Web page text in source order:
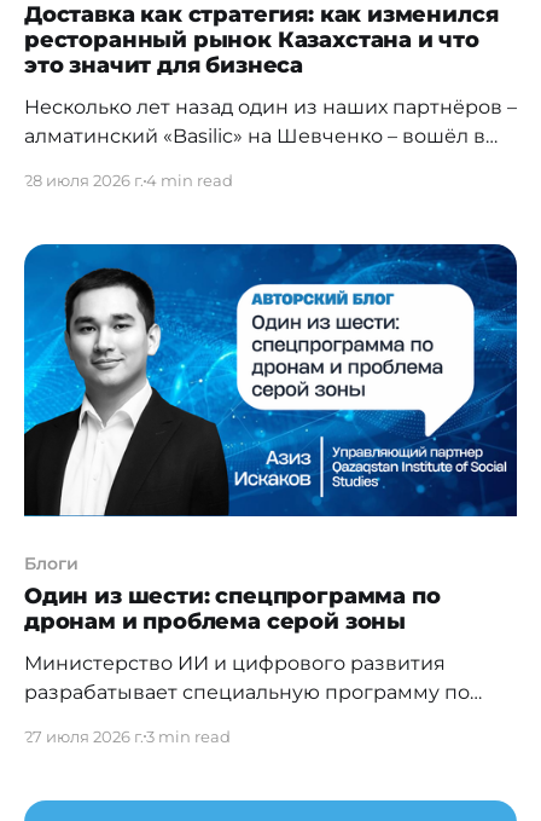
Доставка как стратегия: как изменился
ресторанный рынок Казахстана и что
это значит для бизнеса
Несколько лет назад один из наших партнёров –
алматинский «Basilic» на Шевченко – вошёл в
бренд, а демократичный городской формат с
доступными ценами. Когда я рассказываю эту
историю, люди обычно удивляются. А
28 июля 2026 г.4 min read
Блоги
Один из шести: спецпрограмма по
дронам и проблема серой зоны
Министерство ИИ и цифрового развития
разрабатывает специальную программу по
Казахстан на 2026–2029 годы, которая должна
2025-2031 годы. Спецпрограмма представляет
27 июля 2026 г.3 min read